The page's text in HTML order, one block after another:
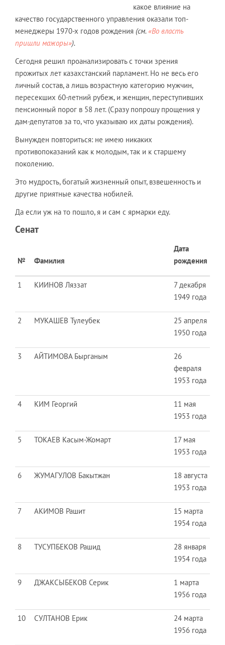
какое влияние на
качество государственного управления оказали топ-
менеджеры 1970-х годов рождения (см. «Во власть
пришли мажоры»).
Сегодня решил проанализировать с точки зрения
прожитых лет казахстанский парламент. Но не весь его
личный состав, а лишь возрастную категорию мужчин,
пересекших 60-летний рубеж, и женщин, переступивших
пенсионный порог в 58 лет. (Сразу попрошу прощения у
дам-депутатов за то, что указываю их даты рождения).
Вынужден повториться: не имею никаких
противопоказаний как к молодым, так и к старшему
поколению.
Это мудрость, богатый жизненный опыт, взвешенность и
другие приятные качества нобилей.
Да если уж на то пошло, я и сам с ярмарки еду.
Сенат
№ Фамилия
Дата
рождения
1 КИИНОВ Ляззат
7 декабря
1949 года
2 МУКАШЕВ Тулеубек
25 апреля
1950 года
3 АЙТИМОВА Бырганым
26
февраля
1953 года
4 КИМ Георгий
11 мая
1953 года
5 ТОКАЕВ Касым-Жомарт
17 мая
1953 года
6 ЖУМАГУЛОВ Бакытжан
18 августа
1953 года
7 АКИМОВ Рашит
15 марта
1954 года
8 ТУСУПБЕКОВ Рашид
28 января
1954 года
9 ДЖАКСЫБЕКОВ Серик
1 марта
1956 года
10 СУЛТАНОВ Ерик
24 марта
1956 года